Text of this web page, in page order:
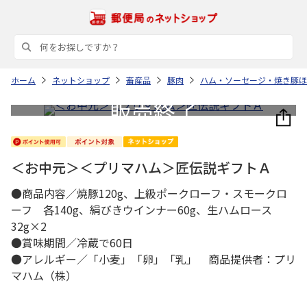
ホーム ネットショップ 畜産品 豚肉 ハム・ソーセージ・焼き豚
＜お中元＞＜プリマハム＞匠伝説ギフトＡ
●商品内容／焼豚120g、上級ポークローフ・スモークロ
ーフ 各140g、絹びきウインナー60g、生ハムロース
32g×2
●賞味期間／冷蔵で60日
●アレルギー／「小麦」「卵」「乳」 商品提供者：プリ
マハム（株）